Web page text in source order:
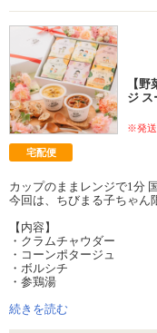
【
ジ ス
※発送
宅配便
カップのままレンジで1分
今回は、ちびまる子ちゃん
【内容】
・クラムチャウダー
・コーンポタージュ
・ボルシチ
・参鶏湯
・ポトフ
続きを読む